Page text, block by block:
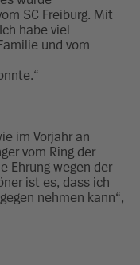
SC Freiburg. Mit
habe viel
und vom
im Vorjahr an
vom Ring der
Ehrung wegen der
ist es, dass ich
nehmen kann“,